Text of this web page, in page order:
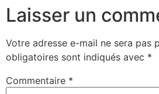
Laisser un
Votre adresse e-mail ne sera pas
obligatoires sont indiqués avec *
Commentaire *